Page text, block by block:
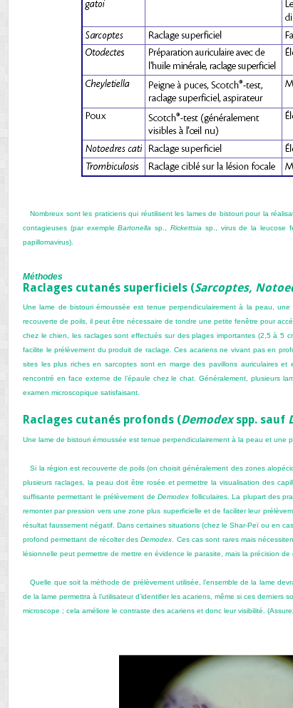
Nombreux sont les praticiens qui réutilisent les lames de bistouri pour la
contagieuses (par exempleBartonella sp., Rickettsia sp., virus de la leucose
papillomavirus).
Méthodes
Raclages cutanés superficiels (Sarcoptes,
Une lame de bistouri émoussée est tenue perpendiculairement à la peau,
recouverte de poils, il peut être nécessaire de tondre une petite fenêtre pour
chez le chien, les raclages sont effectués sur des plages importantes (2,5 à 5
facilite le prélèvement du produit de raclage. Ces acariens ne vivant pas en
sites les plus riches en sarcoptes sont en marge des pavillons auriculaires
rencontré en face externe de l’épaule chez le chat. Généralement, plusieurs
examen microscopique satisfaisant.
Raclages cutanés profonds (Demodexspp. sauf
Une lame de bistouri émoussée est tenue perpendiculairement à la peau et une
Si la région est recouverte de poils (on choisit généralement des zones
plusieurs raclages, la peau doit être rosée et permettre la visualisation des
suffisante permettant le prélèvement deDemodex folliculaires. La plupart des
remonter par pression vers une zone plus superficielle et de faciliter leur
résultat faussement négatif. Dans certaines situations (chez le Shar-Peï ou en
profond permettant de récolter desDemodex . Ces cas sont rares mais
lésionnelle peut permettre de mettre en évidence le parasite, mais la précision
Quelle que soit la méthode de prélèvement utilisée, l’ensemble de la lame
de la lame permettra à l’utilisateur d’identifier les acariens, même si ces
microscope ; cela améliore le contraste des acariens et donc leur visibilité.